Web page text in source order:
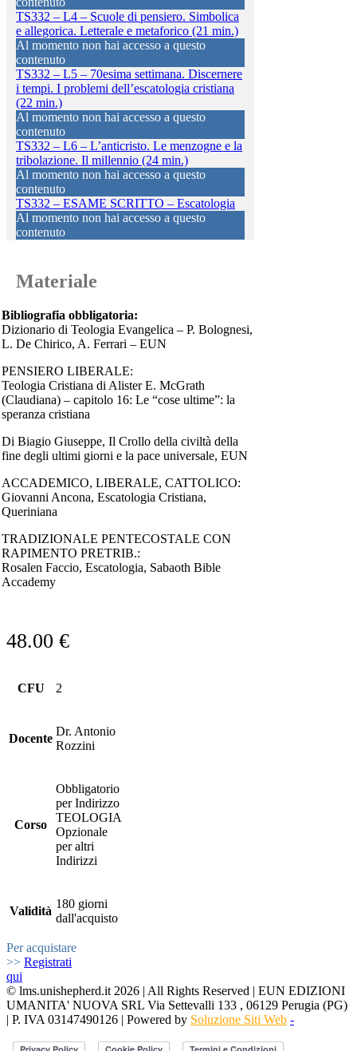
TS332 – L4 – Scuole di pensiero. Simbolica
e allegorica. Letterale e metaforico (21 min.)
Al momento non hai accesso a questo
contenuto
TS332 – L5 – 70esima settimana. Discernere
i tempi. I problemi dell’escatologia cristiana
(22 min.)
Al momento non hai accesso a questo
contenuto
TS332 – L6 – L’anticristo. Le menzogne e la
tribolazione. Il millennio (24 min.)
Al momento non hai accesso a questo
contenuto
TS332 – ESAME SCRITTO – Escatologia
Al momento non hai accesso a questo
contenuto
Materiale
Bibliografia obbligatoria:
Dizionario di Teologia Evangelica – P. Bolognesi,
L. De Chirico, A. Ferrari – EUN
PENSIERO LIBERALE:
Teologia Cristiana di Alister E. McGrath
(Claudiana) – capitolo 16: Le “cose ultime”: la
speranza cristiana
Di Biagio Giuseppe, Il Crollo della civiltà della
fine degli ultimi giorni e la pace universale, EUN
ACCADEMICO, LIBERALE, CATTOLICO:
Giovanni Ancona, Escatologia Cristiana,
Queriniana
TRADIZIONALE PENTECOSTALE CON
RAPIMENTO PRETRIB.:
Rosalen Faccio, Escatologia, Sabaoth Bible
Accademy
48.00 €
CFU 2
Docente
Dr. Antonio
Rozzini
Corso
Obbligatorio
per Indirizzo
TEOLOGIA
Opzionale
per altri
Indirizzi
Validità
180 giorni
dall'acquisto
Per acquistare
>> Registrati
qui
© lms.unishepherd.it 2026 | All Rights Reserved | EUN EDIZIONI
UMANITA' NUOVA SRL Via Settevalli 133 , 06129 Perugia (PG)
| P. IVA 03147490126 | Powered by Soluzione Siti Web -